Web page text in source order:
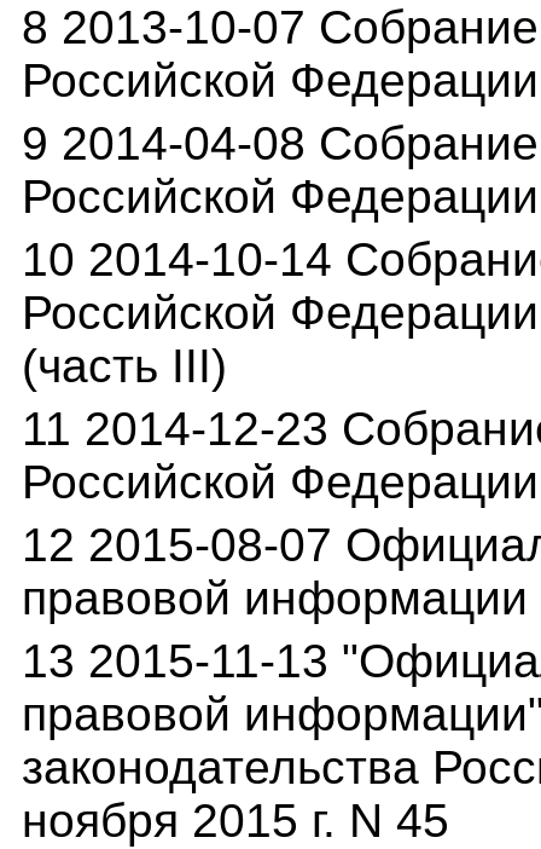
8 2013-10-07 Собрание
Российской
9 2014-04-08 Собрание
Российской
10 2014-10-14
Российской
(часть III)
11 2014-12-23
Российской
12 2015-08-07
правовой информации
13 2015-11-13
правовой
законодательства
ноября 2015 г. N 45